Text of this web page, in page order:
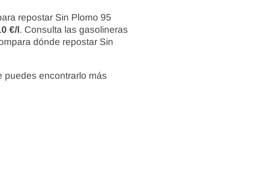
repostar Sin Plomo 95
€/l. Consulta las gasolineras
dónde repostar Sin
puedes encontrarlo más